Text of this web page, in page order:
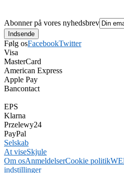
Abonner på vores nyhedsbrev
Følg osFacebookTwitter
Visa
MasterCard
American Express
Apple Pay
Bancontact
EPS
Klarna
Przelewy24
PayPal
Selskab
At viseSkjule
Om osAnmeldelserCookie politik
indstillinger